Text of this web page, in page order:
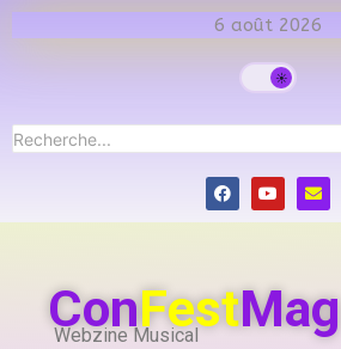
6 août 2026
ConFestMag
Webzine Musical